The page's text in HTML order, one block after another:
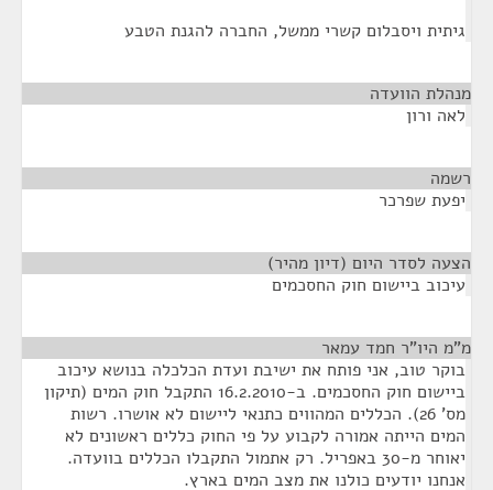
גיתית ויסבלום קשרי ממשל, החברה להגנת הטבע
מנהלת הוועדה
לאה ורון
רשמה
יפעת שפרכר
הצעה לסדר היום (דיון מהיר)
עיכוב ביישום חוק החסכמים
מ"מ היו"ר חמד עמאר
בוקר טוב, אני פותח את ישיבת ועדת הכלכלה בנושא עיכוב
ביישום חוק החסכמים. ב-16.2.2010 התקבל חוק המים (תיקון
מס' 26). הכללים המהווים כתנאי ליישום לא אושרו. רשות
המים הייתה אמורה לקבוע על פי החוק כללים ראשונים לא
יאוחר מ-30 באפריל. רק אתמול התקבלו הכללים בוועדה.
אנחנו יודעים כולנו את מצב המים בארץ.